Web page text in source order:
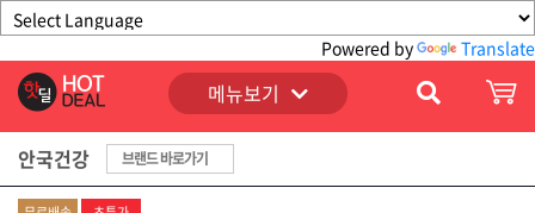
Powered by Translate
메뉴보기
안국건강 브랜드 바로가기